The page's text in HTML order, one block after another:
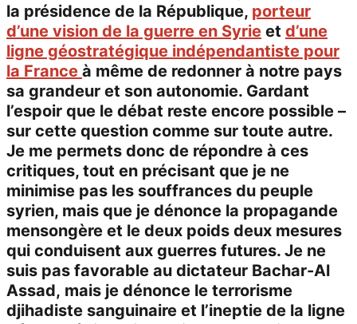
la présidence de la République, porteur
d’une vision de la guerre en Syrie et d’une
ligne géostratégique indépendantiste pour
la France à même de redonner à notre pays
sa grandeur et son autonomie. Gardant
l’espoir que le débat reste encore possible –
sur cette question comme sur toute autre.
Je me permets donc de répondre à ces
critiques, tout en précisant que je ne
minimise pas les souffrances du peuple
syrien, mais que je dénonce la propagande
mensongère et le deux poids deux mesures
qui conduisent aux guerres futures. Je ne
suis pas favorable au dictateur Bachar-Al
Assad, mais je dénonce le terrorisme
djihadiste sanguinaire et l’ineptie de la ligne